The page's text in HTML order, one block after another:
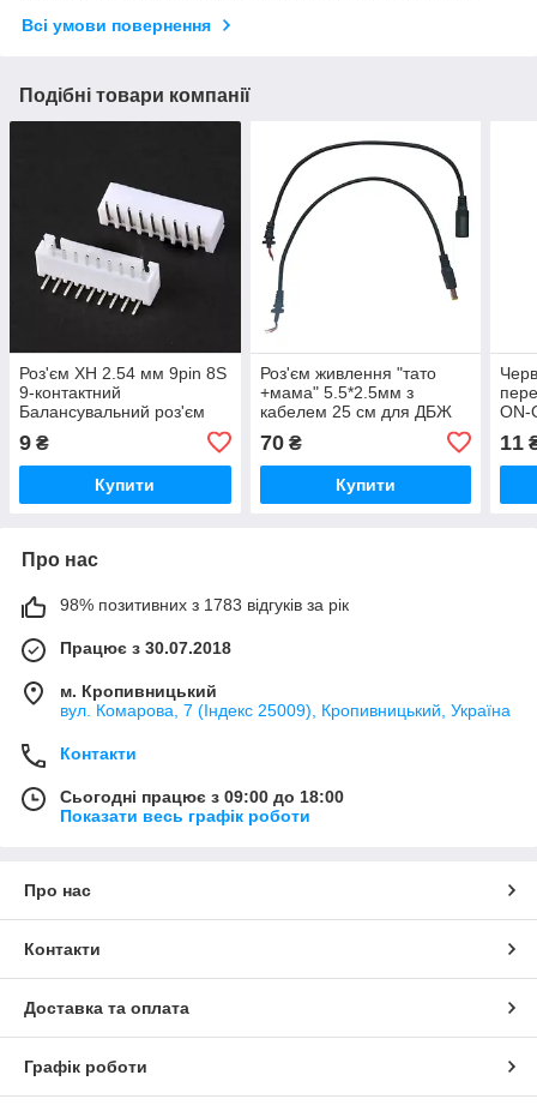
Всі умови повернення
Подібні товари компанії
Роз'єм XH 2.54 мм 9pin 8S
9-контактний
Балансувальний роз'єм
JST-XH2.54 Male кутовий
90 г.
9 ₴
Купити
Роз'єм живлення "тато
+мама" 5.5*2.5мм з
кабелем 25 см для ДБЖ
70₴
Купити
ON-
11
Про нас
98% позитивних з 1783 відгуків за рік
Працює з 30.07.2018
м. Кропивницький
вул. Комарова, 7 (Індекс 25009), Кропивницький, Україна
Контакти
Сьогодні працює з 09:00 до 18:00
Показати весь графік роботи
Про нас
Контакти
Доставка та оплата
Графік роботи